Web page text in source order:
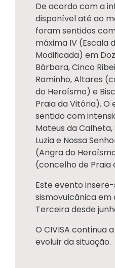
De acordo com a
disponível até ao
foram sentidos
máxima IV (Escala
Modificada) em
Bárbara, Cinco
Raminho, Altares
do Heroísmo) e
Praia da Vitória). O
sentido com
Mateus da Calheta,
Luzia e Nossa
(Angra do
(concelho de Praia
Este evento
sismovulcânica em
Terceira desde
O CIVISA continua
evoluir da situação.